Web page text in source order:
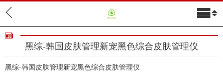
黑综-韩国皮肤管理新宠黑色综合皮肤管理仪
黑综-韩国皮肤管理新宠黑色综合皮肤管理仪